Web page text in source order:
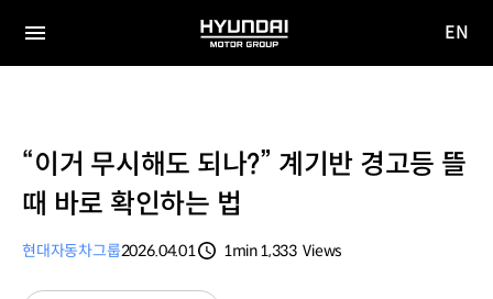
전체
HYUNDAI
MOTOR
EN
“이거 무시해도 되나?” 계기반 경고등 뜰
때 바로 확인하는 법
현대자동차그룹2026.04.01
1min1,333 Views